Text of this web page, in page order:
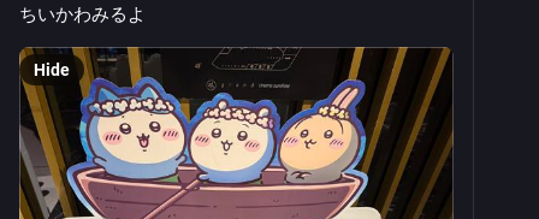
ちいかわみるよ
Hide